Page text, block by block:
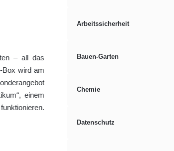
– all das
Box wird am
einem
Arbeitssicherheit
Bauen-Garten
Chemie
Datenschutz